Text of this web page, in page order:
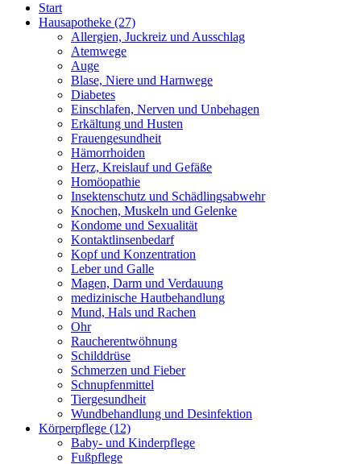
Start
Hausapotheke (27)
Allergien, Juckreiz und Ausschlag
Atemwege
Auge
Blase, Niere und Harnwege
Diabetes
Einschlafen, Nerven und Unbehagen
Erkältung und Husten
Frauengesundheit
Hämorrhoiden
Herz, Kreislauf und Gefäße
Homöopathie
Insektenschutz und Schädlingsabwehr
Knochen, Muskeln und Gelenke
Kondome und Sexualität
Kontaktlinsenbedarf
Kopf und Konzentration
Leber und Galle
Magen, Darm und Verdauung
medizinische Hautbehandlung
Mund, Hals und Rachen
Ohr
Raucherentwöhnung
Schilddrüse
Schmerzen und Fieber
Schnupfenmittel
Tiergesundheit
Wundbehandlung und Desinfektion
Körperpflege (12)
Baby- und Kinderpflege
Fußpflege